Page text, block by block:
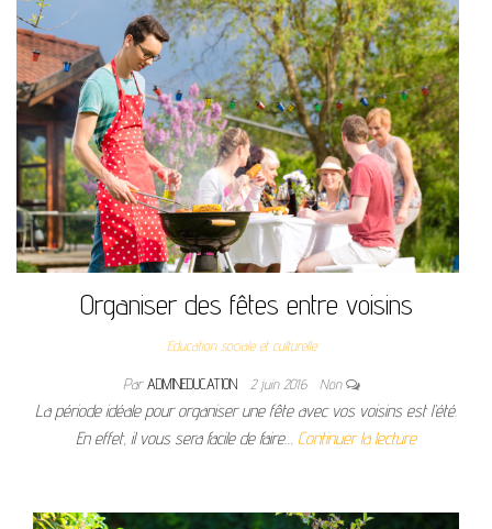
Organiser des fêtes entre voisins
Education sociale et culturelle
ParADMINEDUCATION 2 juin 2016 Non
La période idéale pour organiser une fête avec vos voisins est l’été.
En effet, il vous sera facile de faire… Continuer la lecture